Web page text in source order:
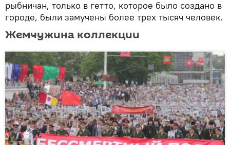
рыбничан, только в гетто, которое было создано в
городе, были замучены более трех тысяч человек.
Жемчужина коллекции